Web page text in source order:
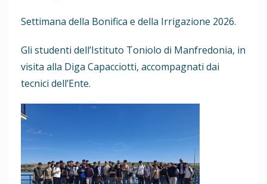
Settimana della Bonifica e della Irrigazione 2026.
Gli studenti dell’Istituto Toniolo di Manfredonia, in
visita alla Diga Capacciotti, accompagnati dai
tecnici dell’Ente.